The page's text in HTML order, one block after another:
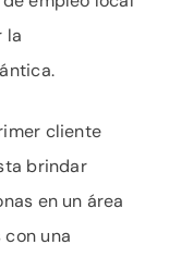
la
cliente
brindar
en un área
una